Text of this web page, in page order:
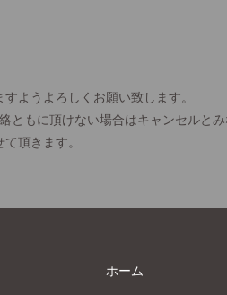
ようよろしくお願い致します。
もに頂けない場合はキャンセルと
頂きます。
ホーム